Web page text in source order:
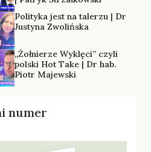
Polityka jest na talerzu | Dr
Justyna Zwolińska
„Żołnierze Wyklęci” czyli
polski Hot Take | Dr hab.
Piotr Majewski
numer